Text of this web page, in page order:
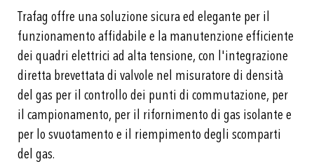
Trafag offre una soluzione sicura ed elegante per il
funzionamento affidabile e la manutenzione efficiente
dei quadri elettrici ad alta tensione, con l'integrazione
diretta brevettata di valvole nel misuratore di densità
del gas per il controllo dei punti di commutazione, per
il campionamento, per il rifornimento di gas isolante e
per lo svuotamento e il riempimento degli scomparti
del gas.